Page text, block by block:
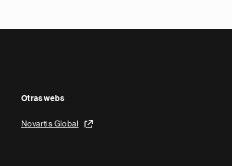
Otras webs
Novartis Global